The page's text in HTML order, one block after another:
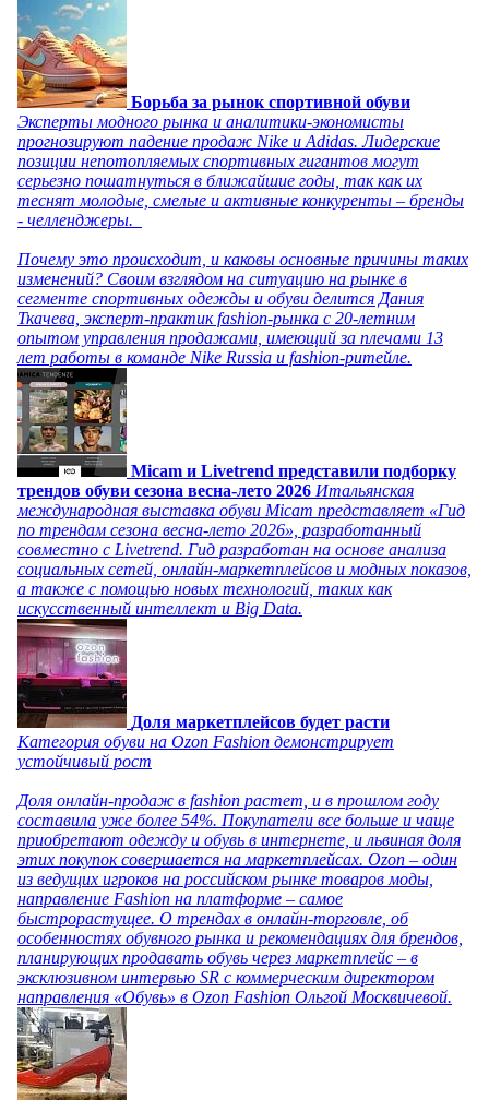
Борьба за рынок спортивной обуви
Эксперты модного рынка и аналитики-экономисты
прогнозируют падение продаж Nike и Adidas. Лидерские
позиции непотопляемых спортивных гигантов могут
серьезно пошатнуться в ближайшие годы, так как их
теснят молодые, смелые и активные конкуренты – бренды
- челленджеры.
Почему это происходит, и каковы основные причины таких
изменений? Своим взглядом на ситуацию на рынке в
сегменте спортивных одежды и обуви делится Дания
Ткачева, эксперт-практик fashion-рынка с 20-летним
опытом управления продажами, имеющий за плечами 13
лет работы в команде Nike Russia и fashion-ритейле.
Micam и Livetrend представили подборку
трендов обуви сезона весна-лето 2026 Итальянская
международная выставка обуви Micam представляет «Гид
по трендам сезона весна-лето 2026», разработанный
совместно с Livetrend. Гид разработан на основе анализа
социальных сетей, онлайн-маркетплейсов и модных показов,
а также с помощью новых технологий, таких как
искусственный интеллект и Big Data.
Доля маркетплейсов будет расти
Категория обуви на Ozon Fashion демонстрирует
устойчивый рост
Доля онлайн-продаж в fashion растет, и в прошлом году
составила уже более 54%. Покупатели все больше и чаще
приобретают одежду и обувь в интернете, и львиная доля
этих покупок совершается на маркетплейсах. Ozon – один
из ведущих игроков на российском рынке товаров моды,
направление Fashion на платформе – самое
быстрорастущее. О трендах в онлайн-торговле, об
особенностях обувного рынка и рекомендациях для брендов,
планирующих продавать обувь через маркетплейс – в
эксклюзивном интервью SR с коммерческим директором
направления «Обувь» в Ozon Fashion Ольгой Москвичевой.